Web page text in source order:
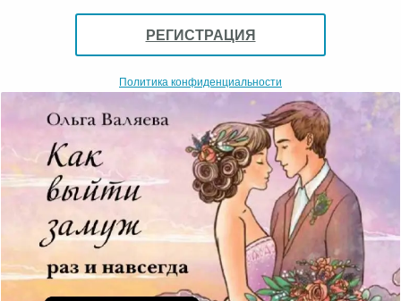
РЕГИСТРАЦИЯ
Политика конфиденциальности